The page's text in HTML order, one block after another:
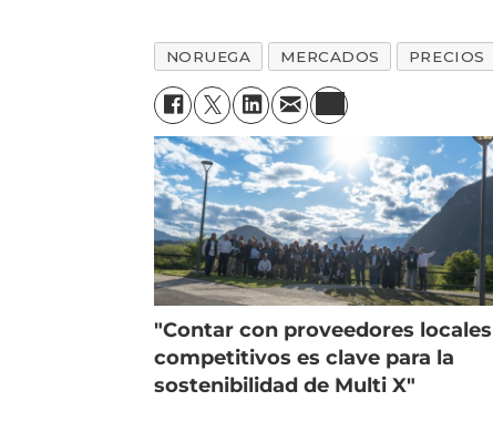
NORUEGA MERCADOS PRECIOS
"Contar con proveedores locales
competitivos es clave para la
sostenibilidad de Multi X"